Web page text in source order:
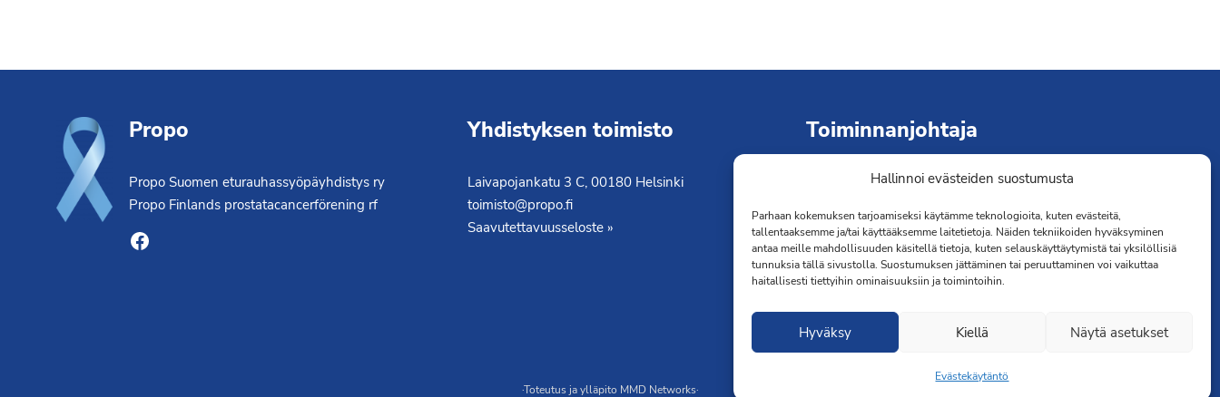
Hallinnoi evästeiden suostumusta
Parhaan kokemuksen tarjoamiseksi käytämme teknologioita, kuten evästeitä,
tallentaaksemme ja/tai käyttääksemme laitetietoja. Näiden tekniikoiden hyväksyminen
antaa meille mahdollisuuden käsitellä tietoja, kuten selauskäyttäytymistä tai yksilöllisiä
tunnuksia tällä sivustolla. Suostumuksen jättäminen tai peruuttaminen voi vaikuttaa
haitallisesti tiettyihin ominaisuuksiin ja toimintoihin.
Hyväksy Kiellä Näytä asetukset
Evästekäytäntö
Propo
Propo Suomen eturauhassyöpäyhdistys ry
Propo Finlands prostatacancerförening rf
Facebook
Yhdistyksen toimisto
Laivapojankatu 3 C, 00180 Helsinki
toimisto@propo.fi
Saavutettavuusseloste »
Toiminnanjohtaja
Kimmo Järvinen
041 501 4176
·Toteutus ja ylläpito MMD Networks·